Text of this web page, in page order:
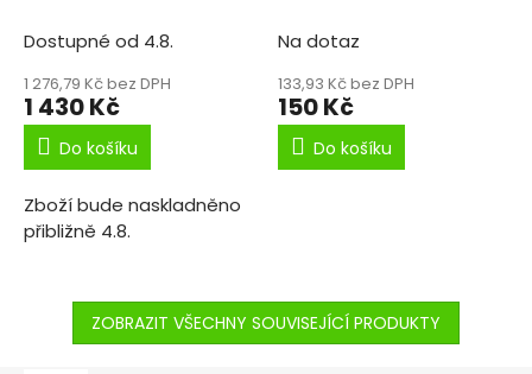
kapry.
Dostupné od 4.8.
1 276,79 Kč bez DPH
1 430 Kč
Do košíku
Zboží bude naskladněno
přibližně 4.8.
Na dotaz
133,93 Kč bez DPH
150 Kč
Do košíku
ZOBRAZIT VŠECHNY SOUVISEJÍCÍ PRODUKTY